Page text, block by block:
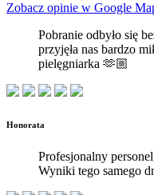
Zobacz opinie w Google
Pobranie odbyło się
przyjęła nas bardzo
pielęgniarka 🫶🏼
Honorata
Profesjonalny
Wyniki tego samego